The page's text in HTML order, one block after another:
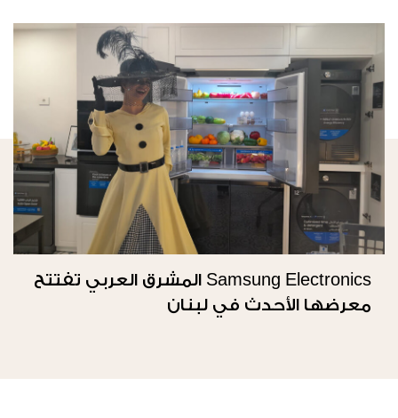
Samsung Electronics المشرق العربي تفتتح
معرضها الأحدث في لبنان